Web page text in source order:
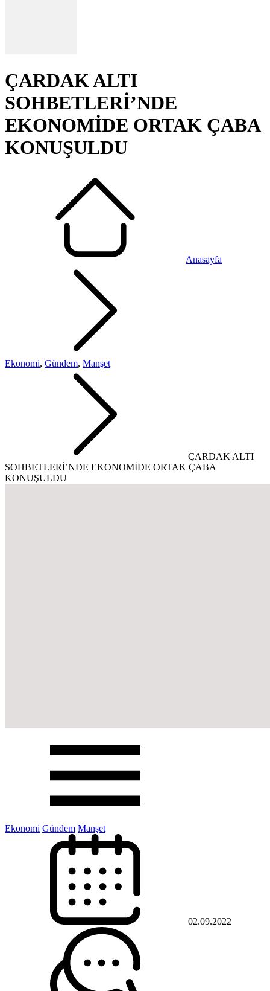
ÇARDAK ALTI
SOHBETLERİ’NDE
EKONOMİDE ORTAK ÇABA
KONUŞULDU
Anasayfa
Ekonomi, Gündem, Manşet
ÇARDAK ALTI
SOHBETLERİ’NDE EKONOMİDE ORTAK ÇABA
KONUŞULDU
Ekonomi Gündem Manşet
02.09.2022